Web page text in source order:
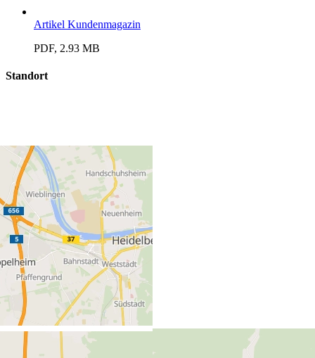
Artikel Kundenmagazin
PDF, 2.93 MB
Standort